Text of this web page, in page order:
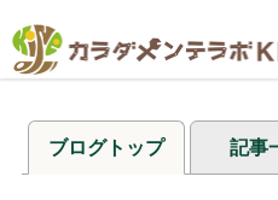
ブログトップ 記事